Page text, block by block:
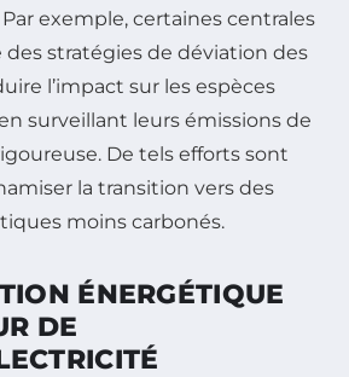
exemple, certaines centrales
stratégies de déviation des
l’impact sur les espèces
surveillant leurs émissions de
De tels efforts sont
la transition vers des
moins carbonés.
ÉNERGÉTIQUE
DE